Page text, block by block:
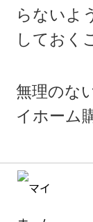
らないよ
しておく
無理のな
イホーム